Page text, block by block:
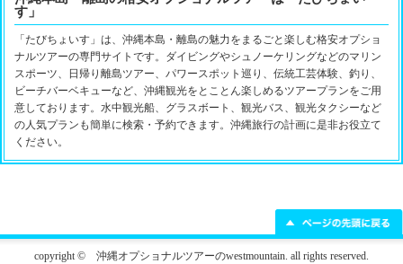
す」
「たびちょいす」は、沖縄本島・離島の魅力をまるごと楽しむ格安オプショ
ナルツアーの専門サイトです。ダイビングやシュノーケリングなどのマリン
スポーツ、日帰り離島ツアー、パワースポット巡り、伝統工芸体験、釣り、
ビーチバーベキューなど、沖縄観光をとことん楽しめるツアープランをご用
意しております。水中観光船、グラスボート、観光バス、観光タクシーなど
の人気プランも簡単に検索・予約できます。沖縄旅行の計画に是非お役立て
ください。
copyright © 沖縄オプショナルツアーのwestmountain. all rights reserved.